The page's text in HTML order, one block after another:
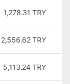
1,278.31 TRY
2,556.62 TRY
5,113.24 TRY